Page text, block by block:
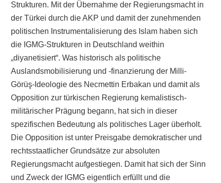
Strukturen. Mit der Übernahme der Regierungsmacht in
der Türkei durch die AKP und damit der zunehmenden
politischen Instrumentalisierung des Islam haben sich
die IGMG-Strukturen in Deutschland weithin
„diyanetisiert“. Was historisch als politische
Auslandsmobilisierung und -finanzierung der Milli-
Görüş-Ideologie des Necmettin Erbakan und damit als
Opposition zur türkischen Regierung kemalistisch-
militärischer Prägung begann, hat sich in dieser
spezifischen Bedeutung als politisches Lager überholt.
Die Opposition ist unter Preisgabe demokratischer und
rechtsstaatlicher Grundsätze zur absoluten
Regierungsmacht aufgestiegen. Damit hat sich der Sinn
und Zweck der IGMG eigentlich erfüllt und die